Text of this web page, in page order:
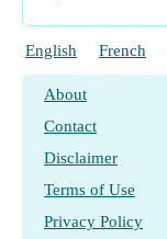
English French
About
Contact
Disclaimer
Terms of Use
Privacy Policy